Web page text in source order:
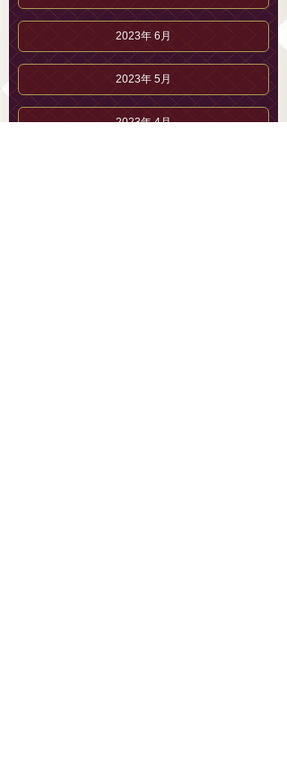
2023年 6月
2023年 5月
2023年 4月